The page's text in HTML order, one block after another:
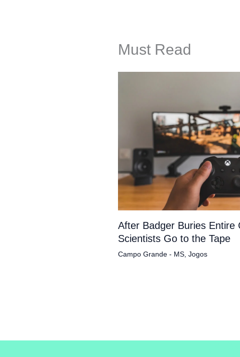
Must Read
After Badger Buries Entire
Scientists Go to the Tape
Campo Grande - MS, Jogos